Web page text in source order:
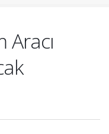
Aracı